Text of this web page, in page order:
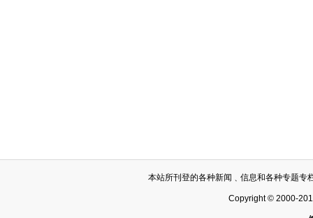
本站所刊登的各种新闻﹑信息和各种专题专
Copyright © 2000-